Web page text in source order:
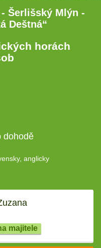
Šerlišský Mlýn -
Deštná“
horách
dohodě
anglicky
majitele